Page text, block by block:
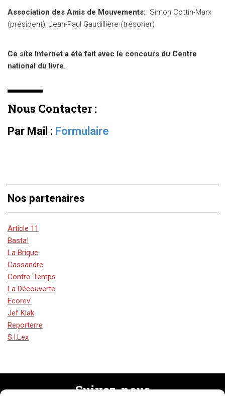
Association des Amis de Mouvements: Simon Cottin-Marx
(président), Jean-Paul Gaudillière (trésorier)
Ce site Internet a été fait avec le concours du Centre
national du livre.
Nous Contacter :
Par Mail : Formulaire
Nos partenaires
Article 11
Basta!
La Brique
Cassandre
Contre-Temps
La Découverte
Ecorev'
Jef Klak
Reporterre
S.I.Lex
Suivez-nous